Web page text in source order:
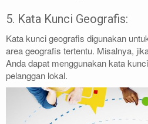
5. Kata Kunci Geografis:
Kata kunci geografis digunakan
area geografis tertentu. Misalnya,
Anda dapat menggunakan kata
pelanggan lokal.